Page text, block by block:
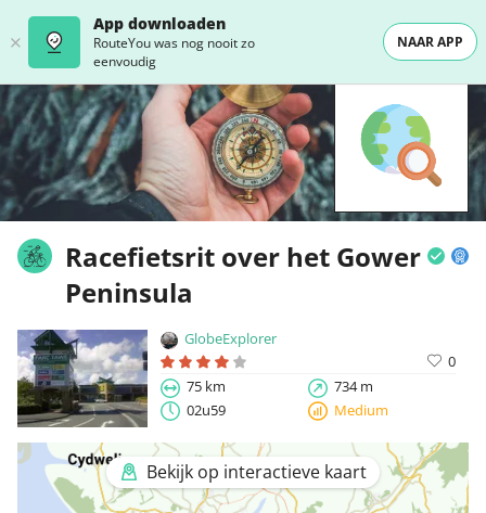
App downloaden
RouteYou was nog nooit zo
eenvoudig
NAAR APP
Racefietsrit over het Gower
Peninsula
GlobeExplorer
0
75 km
734 m
02u59
Medium
Bekijk op interactieve kaart